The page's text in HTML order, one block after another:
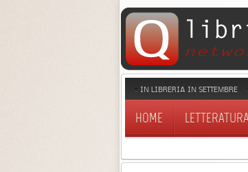
IN LIBRERIA IN SETTEMBRE
HOME LETTERATURA